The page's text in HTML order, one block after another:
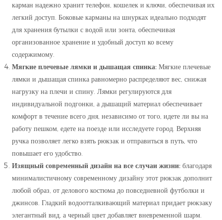
карман надежно хранит телефон, кошелек и ключи, обеспечивая их
легкий доступ. Боковые карманы на шнурках идеально подходят
для хранения бутылки с водой или зонта, обеспечивая
организованное хранение и удобный доступ ко всему
содержимому.
Мягкие плечевые лямки и дышащая спинка: Мягкие плечевые
лямки и дышащая спинка равномерно распределяют вес, снижая
нагрузку на плечи и спину. Лямки регулируются для
индивидуальной подгонки, а дышащий материал обеспечивает
комфорт в течение всего дня, независимо от того, идете ли вы на
работу пешком, едете на поезде или исследуете город. Верхняя
ручка позволяет легко взять рюкзак и отправиться в путь, что
повышает его удобство.
Изящный современный дизайн на все случаи жизни: благодаря
минималистичному современному дизайну этот рюкзак дополнит
любой образ, от делового костюма до повседневной футболки и
джинсов. Гладкий водоотталкивающий материал придает рюкзаку
элегантный вид, а черный цвет добавляет вневременной шарм.